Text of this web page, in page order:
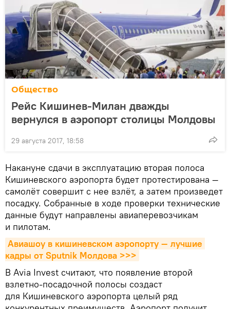
Общество
Рейс Кишинев-Милан дважды
вернулся в аэропорт столицы Молдовы
29 августа 2017, 18:58
Накануне сдачи в эксплуатацию вторая полоса
Кишиневского аэропорта будет протестирована —
самолёт совершит с нее взлёт, а затем произведет
посадку. Собранные в ходе проверки технические
данные будут направлены авиаперевозчикам
и пилотам.
Авиашоу в кишиневском аэропорту — лучшие
кадры от Sputnik Молдова >>>
В Avia Invest считают, что появление второй
взлетно-посадочной полосы создаст
для Кишиневского аэропорта целый ряд